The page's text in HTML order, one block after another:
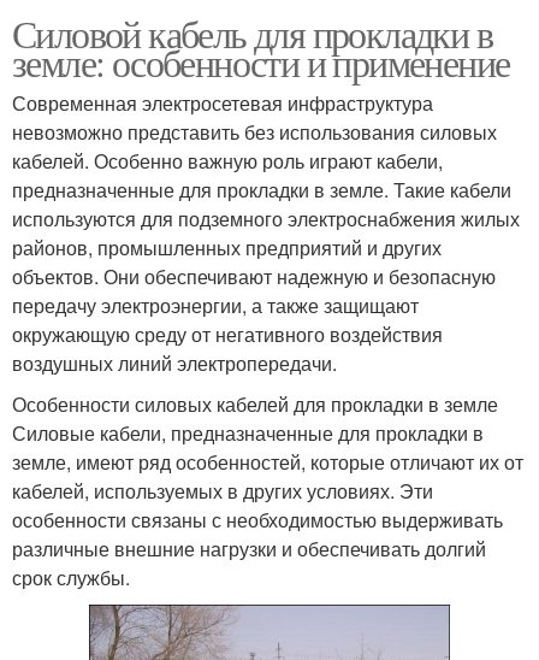
Силовой кабель для прокладки в
земле: особенности и применение
Современная электросетевая инфраструктура
невозможно представить без использования силовых
кабелей. Особенно важную роль играют кабели,
предназначенные для прокладки в земле. Такие кабели
используются для подземного электроснабжения жилых
районов, промышленных предприятий и других
объектов. Они обеспечивают надежную и безопасную
передачу электроэнергии, а также защищают
окружающую среду от негативного воздействия
воздушных линий электропередачи.
Особенности силовых кабелей для прокладки в земле
Силовые кабели, предназначенные для прокладки в
земле, имеют ряд особенностей, которые отличают их от
кабелей, используемых в других условиях. Эти
особенности связаны с необходимостью выдерживать
различные внешние нагрузки и обеспечивать долгий
срок службы.